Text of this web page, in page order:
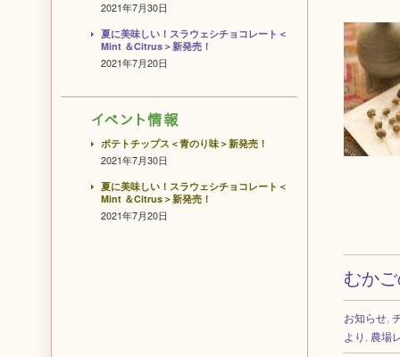
むか
お知らせ,
より 農場
2021年7月30日
夏に美味しい！スラウェシチョコレート＜
Mint ＆Citrus＞新発売！
2021年7月20日
ポテトチップス＜青のり味＞新発売！
2021年7月30日
夏に美味しい！スラウェシチョコレート＜
Mint ＆Citrus＞新発売！
2021年7月20日